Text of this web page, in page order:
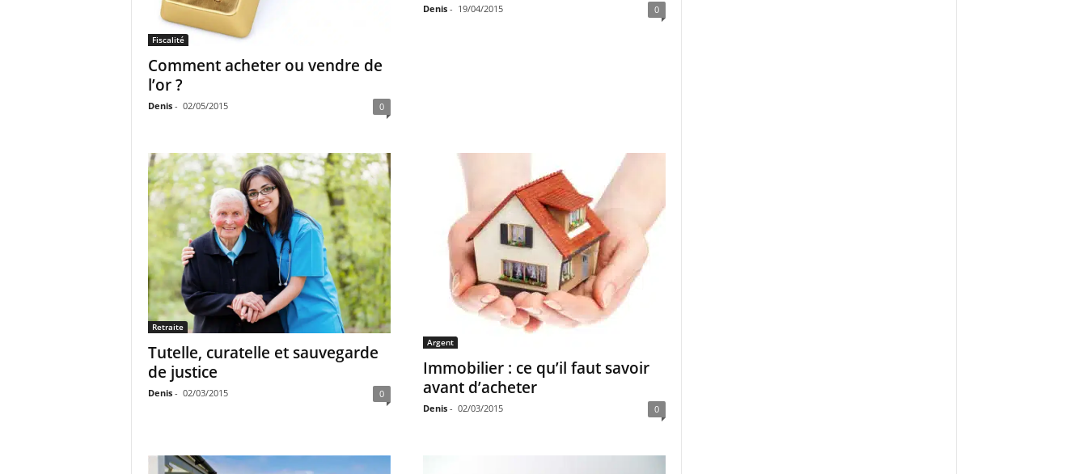
Fiscalité
Comment acheter ou vendre de
l’or ?
Denis - 02/05/2015 0
Denis - 19/04/2015 0
Retraite
Tutelle, curatelle et sauvegarde
de justice
Denis - 02/03/2015 0
Argent
Immobilier : ce qu’il faut savoir
avant d’acheter
Denis - 02/03/2015 0